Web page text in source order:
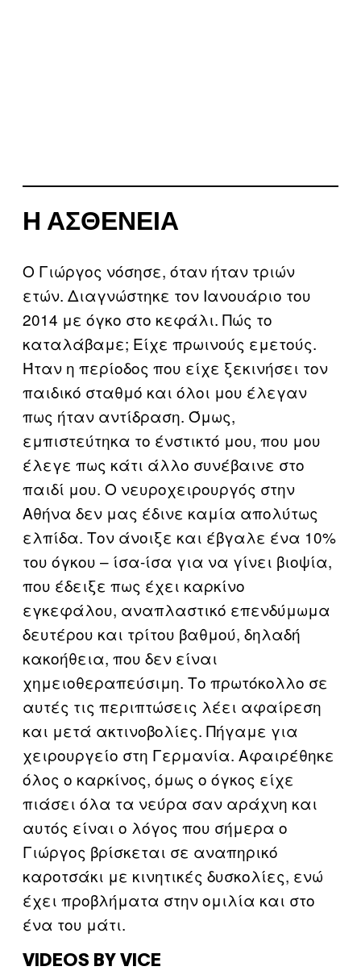
Η ΑΣΘΈΝΕΙΑ
O Γιώργος νόσησε, όταν ήταν τριών
ετών. Διαγνώστηκε τον Ιανουάριο του
2014 με όγκο στο κεφάλι. Πώς το
καταλάβαμε; Είχε πρωινούς εμετούς.
Ήταν η περίοδος που είχε ξεκινήσει τον
παιδικό σταθμό και όλοι μου έλεγαν
πως ήταν αντίδραση. Όμως,
εμπιστεύτηκα το ένστικτό μου, που μου
έλεγε πως κάτι άλλο συνέβαινε στο
παιδί μου. Ο νευροχειρουργός στην
Αθήνα δεν μας έδινε καμία απολύτως
ελπίδα. Τον άνοιξε και έβγαλε ένα 10%
του όγκου – ίσα-ίσα για να γίνει βιοψία,
που έδειξε πως έχει καρκίνο
εγκεφάλου, αναπλαστικό επενδύμωμα
δευτέρου και τρίτου βαθμού, δηλαδή
κακοήθεια, που δεν είναι
χημειοθεραπεύσιμη. Το πρωτόκολλο σε
αυτές τις περιπτώσεις λέει αφαίρεση
και μετά ακτινοβολίες. Πήγαμε για
χειρουργείο στη Γερμανία. Αφαιρέθηκε
όλος ο καρκίνος, όμως ο όγκος είχε
πιάσει όλα τα νεύρα σαν αράχνη και
αυτός είναι ο λόγος που σήμερα ο
Γιώργος βρίσκεται σε αναπηρικό
καροτσάκι με κινητικές δυσκολίες, ενώ
έχει προβλήματα στην ομιλία και στο
ένα του μάτι.
VIDEOS BY VICE